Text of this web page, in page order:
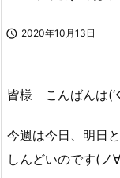
 2020年10月13日
皆様 こんばんは
今週は今日、明日
しんどいのです(ノ